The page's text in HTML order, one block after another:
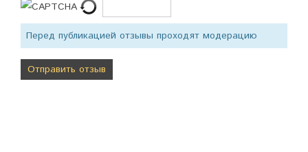
Перед публикацией отзывы проходят модерацию